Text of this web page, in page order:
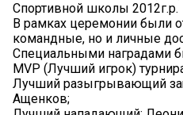
Спортивной школы 2012г.р.
В рамках церемонии были
командные, но и личные
Специальными наградами
MVP (Лучший игрок)
Лучший разыгрывающий
Ащенков;